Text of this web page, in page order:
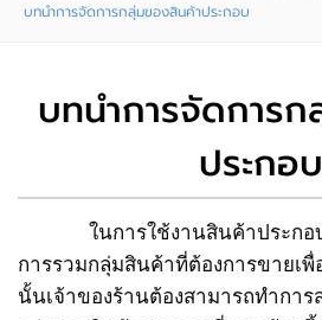
บทนำการจัดการกลุ่มของสินค้าประกอบ
บทนำการจัดการ
ประกอบ
ในการใช้งานสินค้าประกอบ
การรวมกลุ่มสินค้าที่ต้องการขายเ
นั้นเจ้าของร้านต้องสามารถทำก